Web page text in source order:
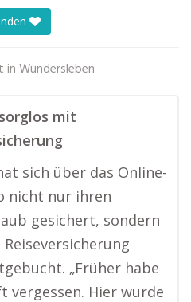
in Wundersleben
mit
sich über das Online-
nicht nur ihren
gesichert, sondern
Reiseversicherung
„Früher habe
vergessen. Hier wurde